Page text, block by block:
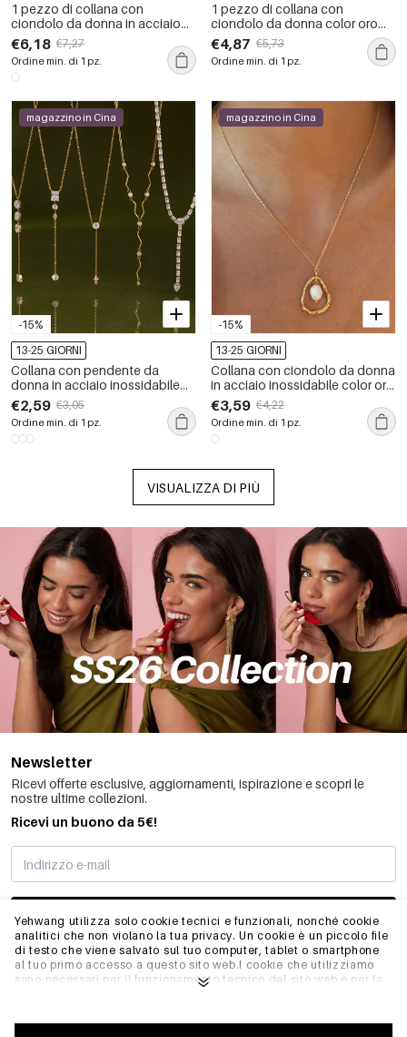
Yehwang utilizza solo cookie tecnici e funzionali, nonché cookie
analitici che non violano la tua privacy. Un cookie è un piccolo file
di testo che viene salvato sul tuo computer, tablet o smartphone
al tuo primo accesso a questo sito web.I cookie che utilizziamo
sono necessari per il funzionamento tecnico del sito web e per la
permettono anche di ottimizzare il nostro sito web.Per garantire
1 pezzo di collana con
ciondolo da donna in acciaio
inossidabile color oro
impermeabile color ciliegia
naturale
€6,18 €7,27
Ordine min. di 1 pz.
1 pezzo di collana con
ciondolo da donna color oro
impermeabile in acciaio
inossidabile a forma di ciliegia
dolce di lusso
€4,87 €5,73
Ordine min. di 1 pz.
-15%
magazzino in Cina
13-25 GIORNI
Collana con pendente da
donna in acciaio inossidabile
impermeabile color oro con
zirconi
€2,59 €3,05
Ordine min. di 1 pz.
-15%
magazzino in Cina
13-25 GIORNI
Collana con ciondolo da donna
in acciaio inossidabile color oro
con perla e goccia romantica, 1
pezzo
€3,59 €4,22
Ordine min. di 1 pz.
VISUALIZZA DI PIÙ
Newsletter
Ricevi offerte esclusive, aggiornamenti, ispirazione e scopri le
nostre ultime collezioni.
Ricevi un buono da 5€!
MI STO REGISTRANDO
INFO